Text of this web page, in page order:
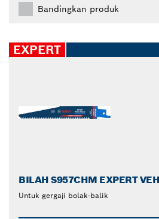
Bandingkan produk
EXPERT
BILAH S957CHM EXPERT
Untuk gergaji bolak-balik